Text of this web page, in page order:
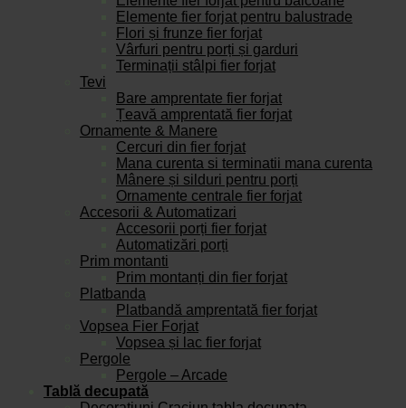
Elemente fier forjat pentru balustrade
Flori și frunze fier forjat
Vârfuri pentru porți și garduri
Terminații stâlpi fier forjat
Tevi
Bare amprentate fier forjat
Țeavă amprentată fier forjat
Ornamente & Manere
Cercuri din fier forjat
Mana curenta si terminatii mana curenta
Mânere și silduri pentru porți
Ornamente centrale fier forjat
Accesorii & Automatizari
Accesorii porți fier forjat
Automatizări porți
Prim montanti
Prim montanți din fier forjat
Platbanda
Platbandă amprentată fier forjat
Vopsea Fier Forjat
Vopsea și lac fier forjat
Pergole
Pergole – Arcade
Tablă decupată